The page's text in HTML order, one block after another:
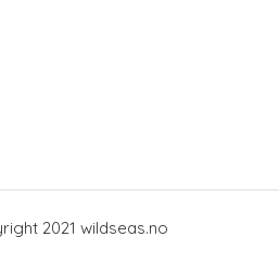
2021 wildseas.no